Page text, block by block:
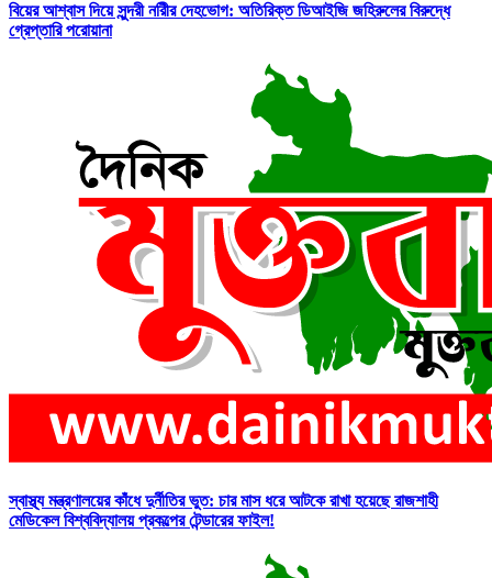
বিয়ের আশ্বাস দিয়ে সুন্দরী নরিীর দেহভোগ: অতিরিক্ত ডিআইজি জহিরুলের বিরুদ্ধে
গ্রেপ্তারি পরোয়ানা
স্বাস্থ্য মন্ত্রণালয়ের কাঁধে দুর্নীতির ভুত: চার মাস ধরে আটকে রাখা হয়েছে রাজশাহী
মেডিকেল বিশ্ববিদ্যালয় প্রকল্পের টেন্ডারের ফাইল!